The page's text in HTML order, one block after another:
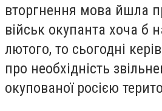
вторгнення мова йшла
військ окупанта хоча б
лютого, то сьогодні
про необхідність
окупованої росією